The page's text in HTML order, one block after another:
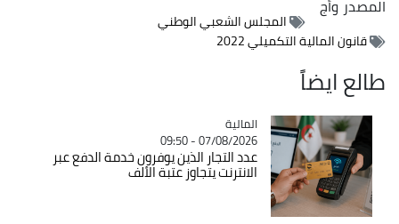
المصدروأج
المجلس الشعبي الوطني
قانون المالية التكميلي 2022
طالع ايضاً
Catégorie
المالية
07/08/2026 - 09:50
عدد التجار الذين يوفرون خدمة الدفع عبر
الانترنت يتجاوز عتبة الألف